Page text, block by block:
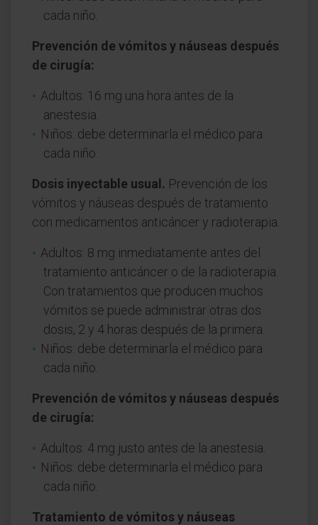
cada niño.
Prevención de vómitos y náuseas después
de cirugía:
Adultos: 16 mg una hora antes de la
anestesia.
Niños: debe determinarla el médico para
cada niño.
Dosis inyectable usual. Prevención de los
vómitos y náuseas después de tratamiento
con medicamentos anticáncer y radioterapia.
Adultos: 8 mg inmediatamente antes del
tratamiento anticáncer o de la radioterapia.
Con tratamientos que producen muchos
vómitos se puede administrar otras dos
dosis, 2 y 4 horas después de la primera.
Niños: debe determinarla el médico para
cada niño.
Prevención de vómitos y náuseas después
de cirugía:
Adultos: 4 mg justo antes de la anestesia.
Niños: debe determinarla el médico para
cada niño.
Tratamiento de vómitos y náuseas